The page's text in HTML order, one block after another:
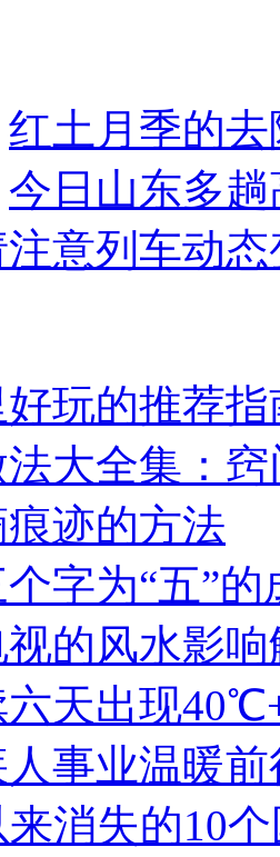
红土月季的
今日山东多
意列车动态
好玩的推荐
大全集：
迹的方法
字为“五”
的风水影
六天出现
事业温暖
来消失的10